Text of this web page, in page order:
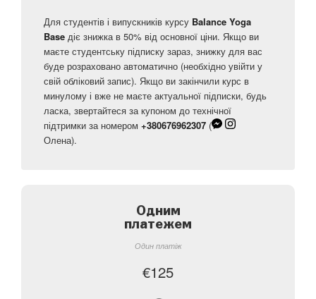
Для студентів і випускників курсу Balance Yoga
Base діє знижка в 50% від основної ціни. Якщо ви
маєте студентську підписку зараз, знижку для вас
буде розраховано автоматично (необхідно увійти у
свій обліковий запис). Якщо ви закінчили курс в
минулому і вже не маєте актуальної підписки, будь
ласка, звертайтеся за купоном до технічної
підтримки за номером +380676962307 (
Олена).
Одним
платежем
Один платіж
€125